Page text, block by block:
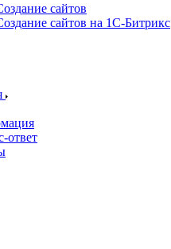
сайтов
сайтов на 1С-Битрикс
ответ